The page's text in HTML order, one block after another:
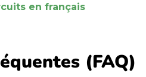
en français
(FAQ)